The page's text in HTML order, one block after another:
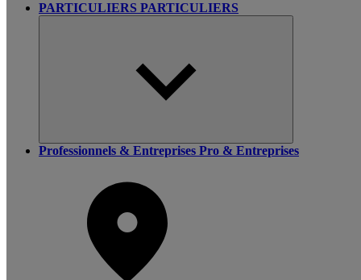
PARTICULIERS PARTICULIERS
Professionnels & Entreprises Pro & Entreprises